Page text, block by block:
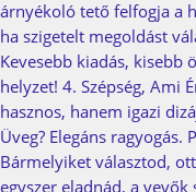
árnyékoló tető felfogja a
ha szigetelt megoldást
Kevesebb kiadás, kisebb
helyzet! 4. Szépség, Ami
hasznos, hanem igazi
Üveg? Elegáns
Bármelyiket választod,
egyszer eladnád, a